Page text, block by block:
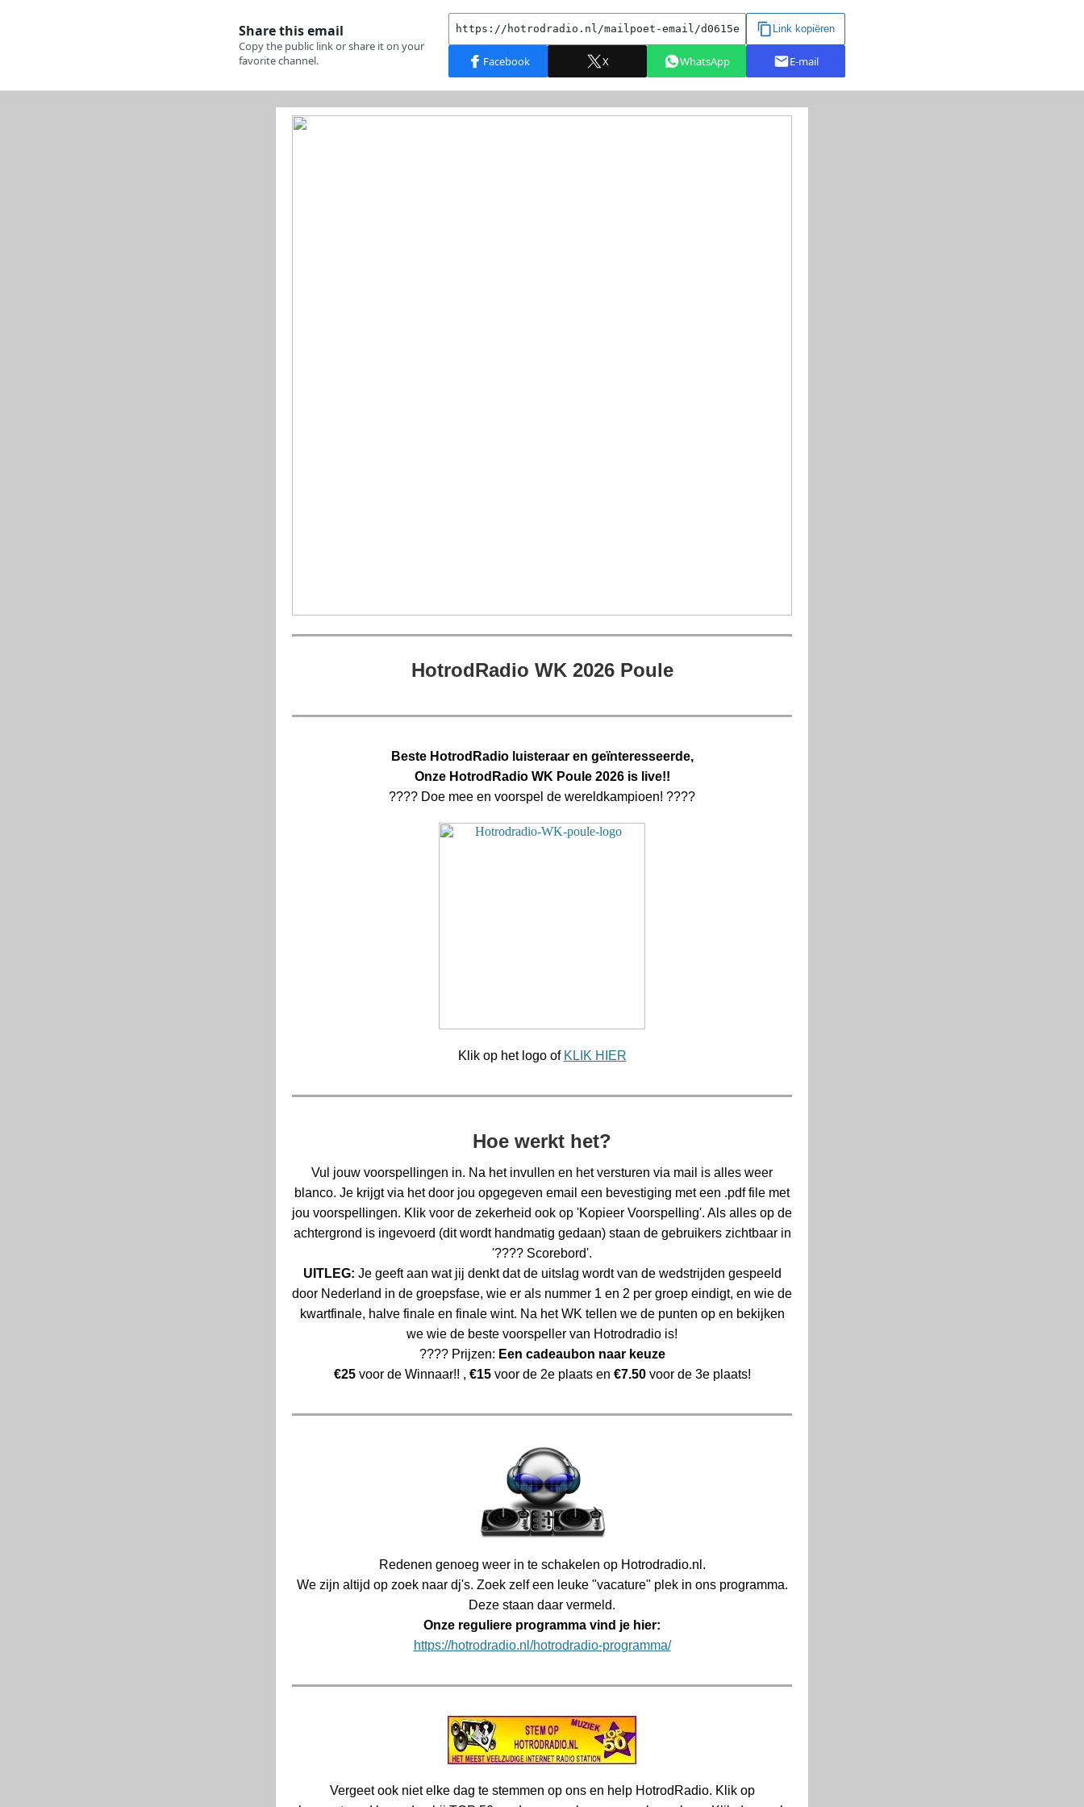
HotrodRadio WK 2026 Poule
Beste HotrodRadio luisteraar en geïnteresseerde,
Onze HotrodRadio WK Poule 2026 is live!!
????️ Doe mee en voorspel de wereldkampioen! ????️
Klik op het logo of KLIK HIER
Hoe werkt het?
Vul jouw voorspellingen in. Na het invullen en het versturen via mail is alles weer
blanco. Je krijgt via het door jou opgegeven email een bevestiging met een .pdf file met
jou voorspellingen. Klik voor de zekerheid ook op 'Kopieer Voorspelling'. Als alles op de
achtergrond is ingevoerd (dit wordt handmatig gedaan) staan de gebruikers zichtbaar in
'???? Scorebord'.
UITLEG: Je geeft aan wat jij denkt dat de uitslag wordt van de wedstrijden gespeeld
door Nederland in de groepsfase, wie er als nummer 1 en 2 per groep eindigt, en wie de
kwartfinale, halve finale en finale wint. Na het WK tellen we de punten op en bekijken
we wie de beste voorspeller van Hotrodradio is!
???? Prijzen: Een cadeaubon naar keuze
€25voor de Winnaar!! , €15 voor de 2e plaats en €7.50 voor de 3e plaats!
Redenen genoeg weer in te schakelen op Hotrodradio.nl.
We zijn altijd op zoek naar dj's. Zoek zelf een leuke "vacature" plek in ons programma.
Deze staan daar vermeld.
Onze reguliere programma vind je hier:
https://hotrodradio.nl/hotrodradio-programma/
Vergeet ook niet elke dag te stemmen op ons en help HotrodRadio. Klik op